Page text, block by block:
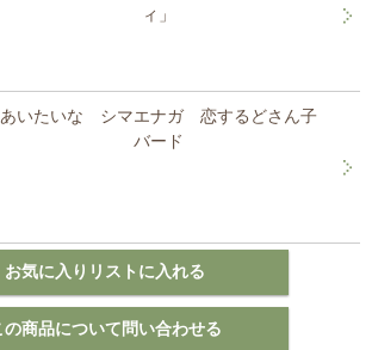
ィ」
あいたいな シマエナガ 恋するどさん子
バード